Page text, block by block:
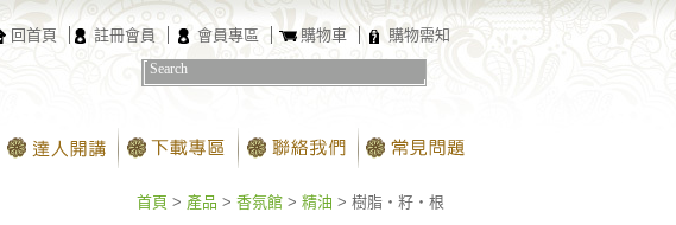
回首頁 註冊會員 會員專區 購物車 購物需知
首頁 > 產品 > 香氛館 > 精油 > 樹脂‧籽‧根